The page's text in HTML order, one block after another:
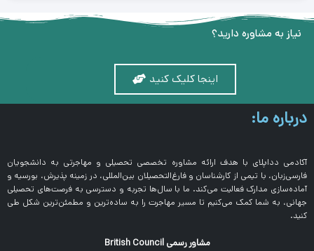
نیاز به مشاوره دارید؟
اینجا کلیک کنید
درباره ما:
آکادمی دداپلای با هدف ارائه مشاوره تخصصی تحصیلی و مهاجرتی به دانشجویان
فارسی‌زبان، با تیمی از کارشناسان و فارغ‌التحصیلان بین‌المللی، در زمینه پذیرش، بورسیه و
آماده‌سازی مدارک فعالیت می‌کند. ما با سال‌ها تجربه و دسترسی به فرصت‌های تحصیلی
جهانی، به شما کمک می‌کنیم تا مسیر مهاجرت را به ساده‌ترین و مطمئن‌ترین شکل طی
کنید.
مشاور رسمی British Council